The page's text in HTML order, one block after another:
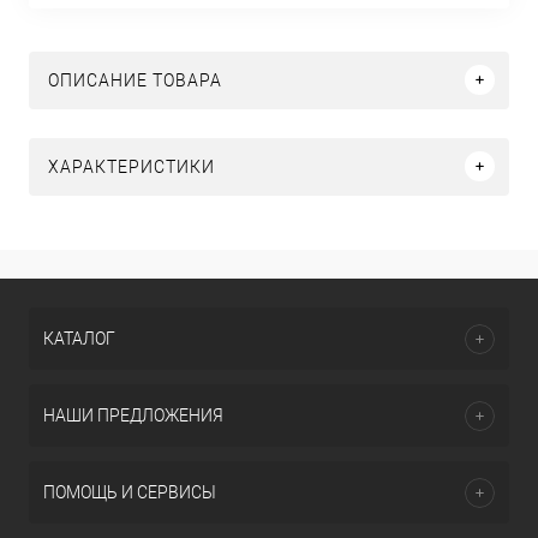
ОПИСАНИЕ ТОВАРА
ХАРАКТЕРИСТИКИ
КАТАЛОГ
НАШИ ПРЕДЛОЖЕНИЯ
ПОМОЩЬ И СЕРВИСЫ